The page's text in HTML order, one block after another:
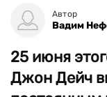
Автор
Вадим
25 июня
Джон Дейч